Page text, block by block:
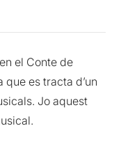
el Conte de
es tracta d’un
Jo aquest